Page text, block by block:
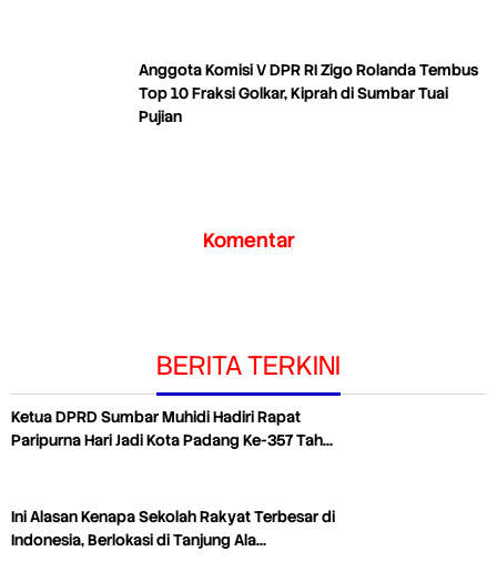
Anggota Komisi V DPR RI Zigo Rolanda Tembus
Top 10 Fraksi Golkar, Kiprah di Sumbar Tuai
Pujian
Komentar
BERITA TERKINI
Ketua DPRD Sumbar Muhidi Hadiri Rapat
Paripurna Hari Jadi Kota Padang Ke-357 Tah…
Ini Alasan Kenapa Sekolah Rakyat Terbesar di
Indonesia, Berlokasi di Tanjung Ala…